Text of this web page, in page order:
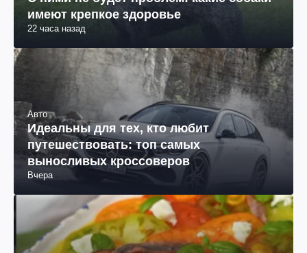
имеют крепкое здоровье
22 часа назад
Авто
Идеальны для тех, кто любит
путешествовать: топ самых
выносливых кроссоверов
Вчера